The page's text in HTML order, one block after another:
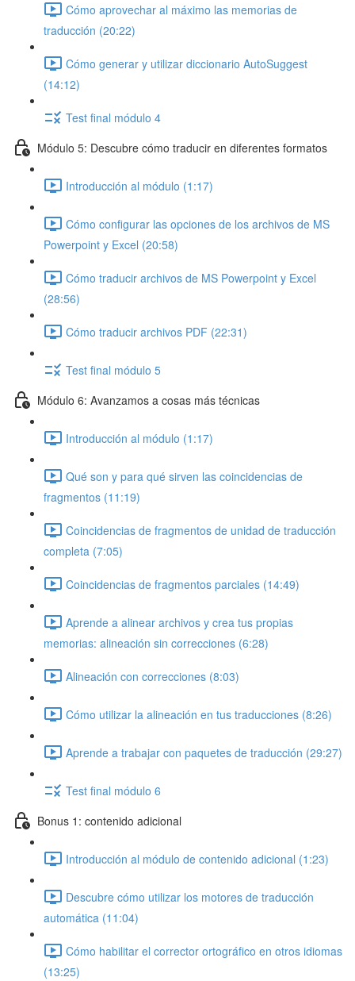
Cómo aprovechar al máximo las memorias de
traducción (20:22)
Cómo generar y utilizar diccionario AutoSuggest
(14:12)
Test final módulo 4
Módulo 5: Descubre cómo traducir en diferentes formatos
Introducción al módulo (1:17)
Cómo configurar las opciones de los archivos de MS
Powerpoint y Excel (20:58)
Cómo traducir archivos de MS Powerpoint y Excel
(28:56)
Cómo traducir archivos PDF (22:31)
Test final módulo 5
Módulo 6: Avanzamos a cosas más técnicas
Introducción al módulo (1:17)
Qué son y para qué sirven las coincidencias de
fragmentos (11:19)
Coincidencias de fragmentos de unidad de traducción
completa (7:05)
Coincidencias de fragmentos parciales (14:49)
Aprende a alinear archivos y crea tus propias
memorias: alineación sin correcciones (6:28)
Alineación con correcciones (8:03)
Cómo utilizar la alineación en tus traducciones (8:26)
Aprende a trabajar con paquetes de traducción (29:27)
Test final módulo 6
Bonus 1: contenido adicional
Introducción al módulo de contenido adicional (1:23)
Descubre cómo utilizar los motores de traducción
automática (11:04)
Cómo habilitar el corrector ortográfico en otros idiomas
(13:25)